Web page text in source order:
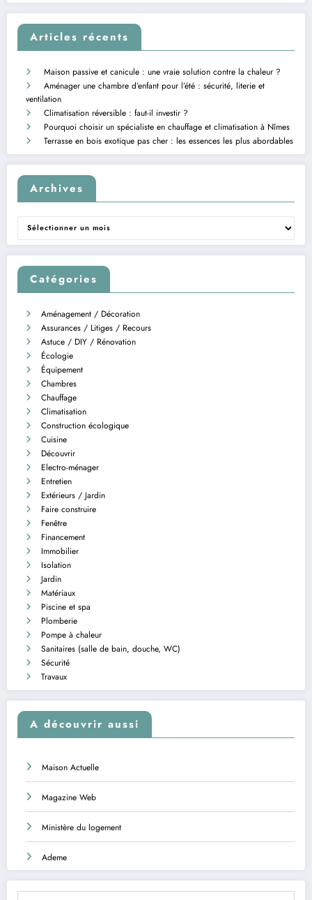
Articles récents
Maison passive et canicule : une vraie solution contre la chaleur ?
Aménager une chambre d’enfant pour l’été : sécurité, literie et
ventilation
Climatisation réversible : faut-il investir ?
Pourquoi choisir un spécialiste en chauffage et climatisation à Nîmes
Terrasse en bois exotique pas cher : les essences les plus abordables
Archives
Archives
Catégories
Aménagement / Décoration
Assurances / Litiges / Recours
Astuce / DIY / Rénovation
Écologie
Équipement
Chambres
Chauffage
Climatisation
Construction écologique
Cuisine
Découvrir
Electro-ménager
Entretien
Extérieurs / Jardin
Faire construire
Fenêtre
Financement
Immobilier
Isolation
Jardin
Matériaux
Piscine et spa
Plomberie
Pompe à chaleur
Sanitaires (salle de bain, douche, WC)
Sécurité
Travaux
A découvrir aussi
Maison Actuelle
Magazine Web
Ministère du logement
Ademe